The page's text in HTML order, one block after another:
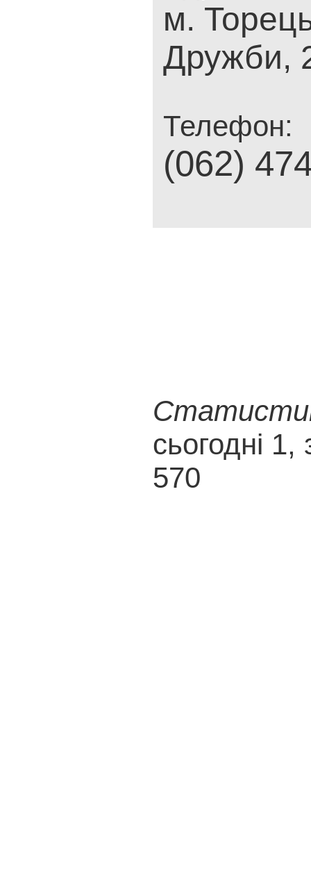
м.
Дружби,
Телефон:
(062)
сьогодні 1,
570